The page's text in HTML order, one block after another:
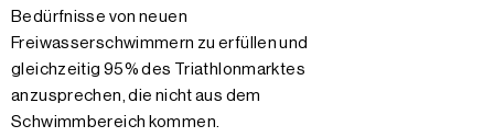
Bedürfnisse von neuen
Freiwasserschwimmern zu erfüllen und
gleichzeitig 95% des Triathlonmarktes
anzusprechen, die nicht aus dem
Schwimmbereich kommen.